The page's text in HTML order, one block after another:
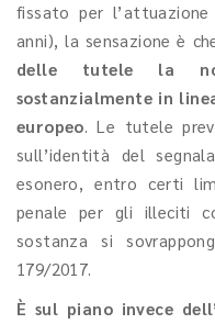
fissato per
anni), la sensazione è
delle tutele la
sostanzialmente in
europeo. Le tutele
sull’identità del
esonero, entro certi
penale per gli illeciti
sostanza si
179/2017.
È sul piano invece